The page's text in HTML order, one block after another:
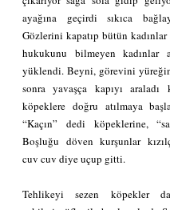
ayağına geçirdi sıkıca
Gözlerini kapatıp bütün kadınlar
hukukunu bilmeyen kadınlar
yüklendi. Beyni, görevini
sonra yavaşça kapıyı araladı
köpeklere doğru atılmaya
“Kaçın” dedi köpeklerine,
Boşluğu döven kurşunlar
cuv cuv diye uçup gitti.
Tehlikeyi sezen köpekler